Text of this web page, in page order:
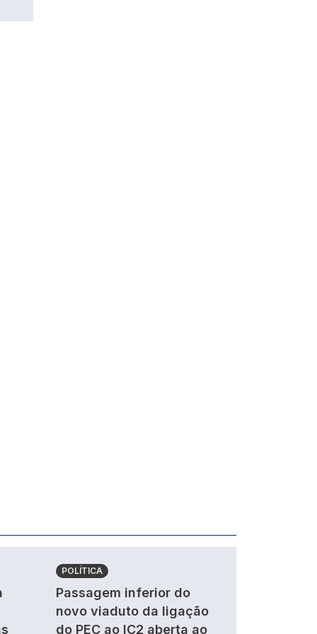
POLÍTICA
Passagem inferior do
novo viaduto da ligação
do PEC ao IC2 aberta ao